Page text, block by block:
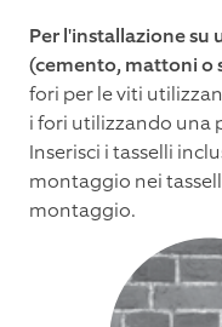
Per l'installazione su
(cemento, mattoni o
fori per le viti
i fori utilizzando una
Inserisci i tasselli
montaggio nei
montaggio.